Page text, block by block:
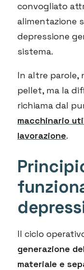
convogliato
alimentazione
depressione
sistema.
In altre parole,
pellet, ma la
richiama dal
macchinario
lavorazione.
Il ciclo
generazione
materiale e